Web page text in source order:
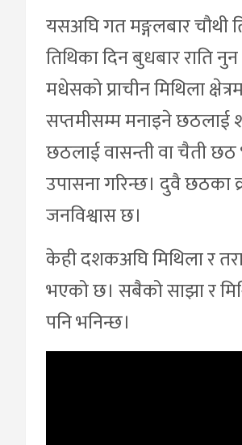
यसअघि गत मङ्गलबार चौथी
तिथिका दिन बुधबार राति
मधेसको प्राचीन मिथिला
सप्तमीसम्म मनाइने छठलाई
छठलाई वासन्ती वा चैती छठ
उपासना गरिन्छ। दुवै छठका
जनविश्वास छ।
केही दशकअघि मिथिला र
भएको छ। सबैको साझा र
पनि भनिन्छ।